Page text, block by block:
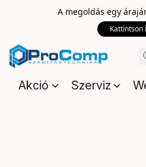
A megoldás egy
Kattintson
Akció Szerviz